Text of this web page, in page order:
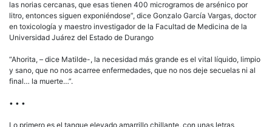
las norias cercanas, que esas tienen 400 microgramos de arsénico por
litro, entonces siguen exponiéndose”, dice Gonzalo García Vargas, doctor
en toxicología y maestro investigador de la Facultad de Medicina de la
Universidad Juárez del Estado de Durango
“Ahorita, – dice Matilde-, la necesidad más grande es el vital líquido, limpio
y sano, que no nos acarree enfermedades, que no nos deje secuelas ni al
final… la muerte…”.
• • •
Lo primero es el tanque elevado amarrillo chillante, con unas letras